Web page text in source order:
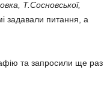
Т.Соснов­ської,
задавали пи­тання, а
та запросили ще раз